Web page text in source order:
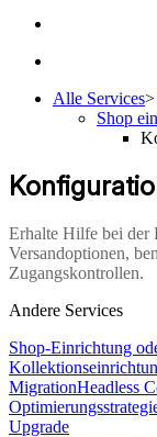
Alle Services>
Shop
Erhalte Hilfe bei der
Versandoptionen,
Zugangskontrollen.
Andere Services
Shop-Einrichtung
MigrationHeadless
Upgrade